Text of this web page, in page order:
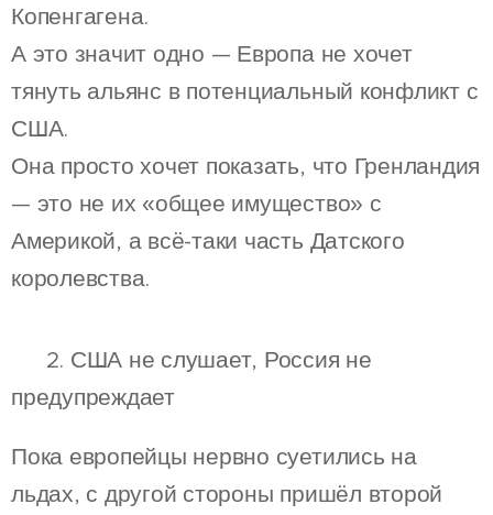
Копенгагена.
А это значит одно — Европа не хочет
тянуть альянс в потенциальный конфликт с
США.
Она просто хочет показать, что Гренландия
— это не их «общее имущество» с
Америкой, а всё-таки часть Датского
королевства.
🧊 2. США не слушает, Россия не
предупреждает
Пока европейцы нервно суетились на
льдах, с другой стороны пришёл второй